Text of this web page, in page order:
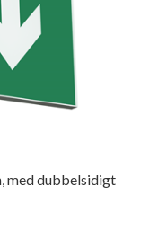
med dubbelsidigt